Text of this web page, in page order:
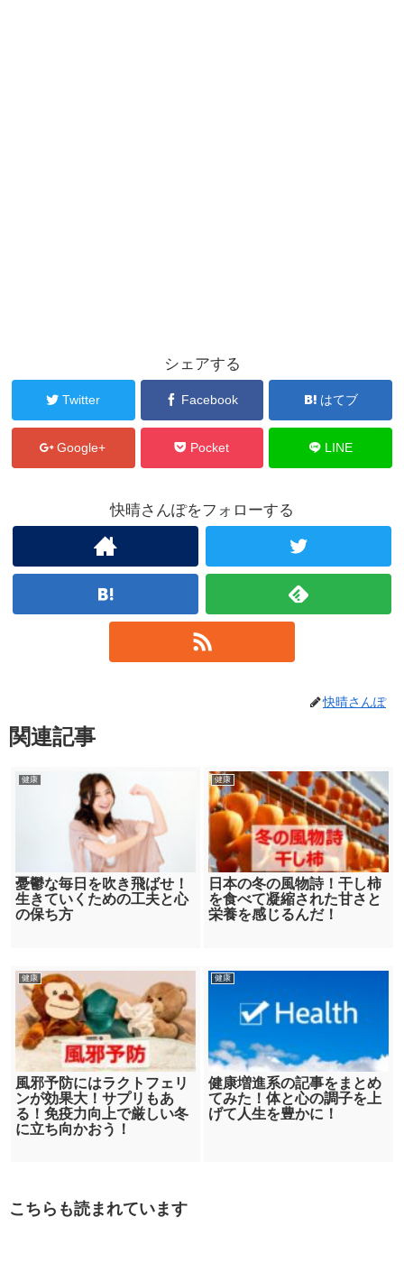
シェアする
Twitter Facebook はてブ
Google+ Pocket LINE
快晴さんぽをフォローする
快晴さんぽ
関連記事
健康
憂鬱な毎日を吹き飛ばせ！
生きていくための工夫と心
の保ち方
健康
日本の冬の風物詩！干し柿
を食べて凝縮された甘さと
栄養を感じるんだ！
健康
風邪予防にはラクトフェリ
ンが効果大！サプリもあ
る！免疫力向上で厳しい冬
に立ち向かおう！
健康
健康増進系の記事をまとめ
てみた！体と心の調子を上
げて人生を豊かに！
こちらも読まれています